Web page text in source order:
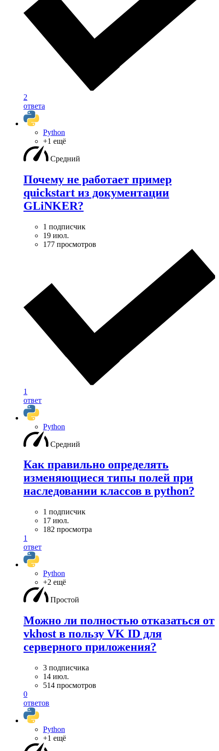
2
ответа
Python
+1 ещё
Средний
Почему не работает пример
quickstart из документации
GLiNKER?
1 подписчик
19 июл.
177 просмотров
1
ответ
Python
Средний
Как правильно определять
изменяющиеся типы полей при
наследовании классов в python?
1 подписчик
17 июл.
182 просмотра
1
ответ
Python
+2 ещё
Простой
Можно ли полностью отказаться от
vkhost в пользу VK ID для
серверного приложения?
3 подписчика
14 июл.
514 просмотров
0
ответов
Python
+1 ещё